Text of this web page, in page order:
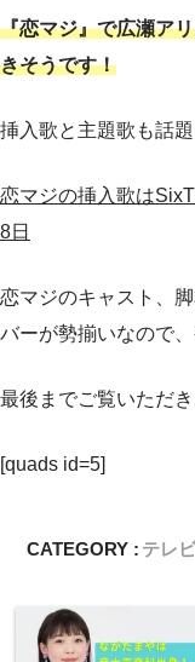
『恋マジ』で広瀬ア
きそうです！
挿入歌と主題歌も話題
恋マジの挿入歌は
8日
恋マジのキャスト、
バーが勢揃いなので
最後までご覧いただ
[quads id=5]
CATEGORY : テレ